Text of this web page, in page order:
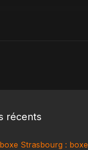
récents
Strasbourg : boxe